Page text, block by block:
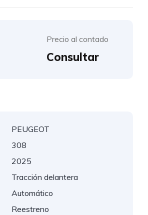
Precio al contado
Consultar
PEUGEOT
308
2025
Tracción delantera
Automático
Reestreno